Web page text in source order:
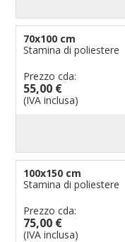
70x100 cm
Stamina di poliestere
Prezzo cda:
55,00 €
(IVA inclusa)
100x150 cm
Stamina di poliestere
Prezzo cda:
75,00 €
(IVA inclusa)